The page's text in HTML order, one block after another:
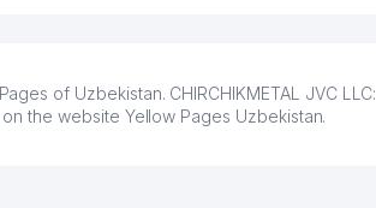
of Uzbekistan. CHIRCHIKMETAL JVC LLC:
the website Yellow Pages Uzbekistan.